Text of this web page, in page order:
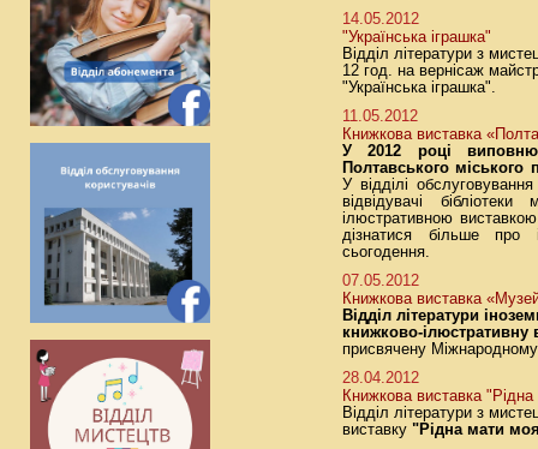
14.05.2012
"Українська іграшка"
Відділ літератури з
12 год. на вернісаж
"Українська іграшка".
11.05.2012
Книжкова виставка
У 2012 році
Полтавського міського
У відділі
відвідувачі
ілюстративною
дізнатися більше про
сьогодення.
07.05.2012
Книжкова виставка
Відділ літератури
книжково-ілюстративну
присвячену
28.04.2012
Книжкова виставка
Відділ літератури з
виставку "Рідна мати